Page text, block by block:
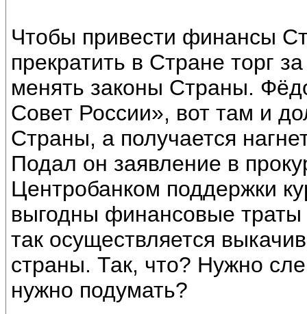
Чтобы привести финансы
прекратить в Стране торг
менять законы Страны.
Совет России», вот там и
Страны, а получается
Подал он заявление в
Центробанком поддержки
выгодны финансовые траты
так осуществляется
страны. Так, что? Нужно
нужно подумать?